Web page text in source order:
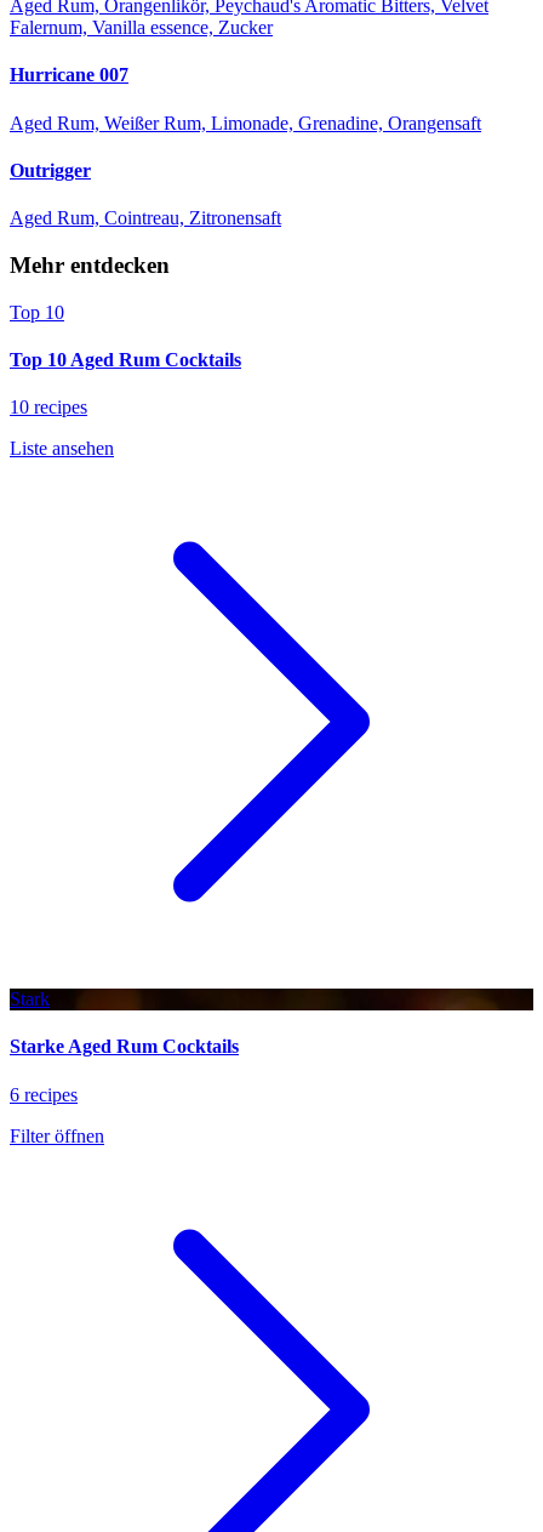
Aged Rum, Orangenlikör, Peychaud's Aromatic Bitters, Velvet
Falernum, Vanilla essence, Zucker
Hurricane 007
Aged Rum, Weißer Rum, Limonade, Grenadine, Orangensaft
Outrigger
Aged Rum, Cointreau, Zitronensaft
Mehr entdecken
Top 10
Top 10 Aged Rum Cocktails
10 recipes
Liste ansehen
Stark
Starke Aged Rum Cocktails
6 recipes
Filter öffnen